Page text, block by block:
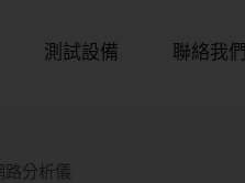
測試設備 聯絡我們
分析儀